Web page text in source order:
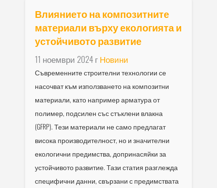
Влиянието на композитните
материали върху екологията и
устойчивото развитие
11 ноември 2024 гНовини
Съвременните строителни технологии се
насочват към използването на композитни
материали, като например арматура от
полимер, подсилен със стъклени влакна
(GFRP). Тези материали не само предлагат
висока производителност, но и значителни
екологични предимства, допринасяйки за
устойчивото развитие. Тази статия разглежда
специфични данни, свързани с предимствата